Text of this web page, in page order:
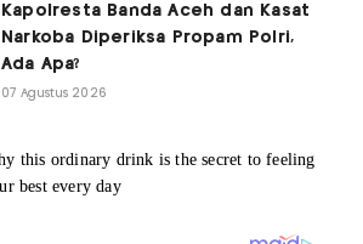
Kapolresta Banda Aceh dan Kasat
Narkoba Diperiksa Propam Polri,
Ada Apa?
07 Agustus 2026